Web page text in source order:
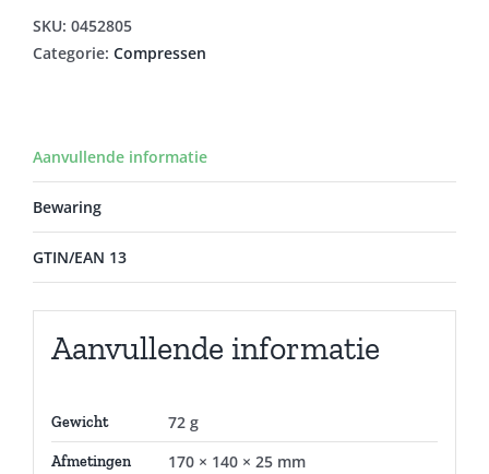
10
36039
SKU: 0452805
Categorie: Compressen
Aanvullende informatie
Bewaring
GTIN/EAN 13
Aanvullende informatie
Gewicht 72 g
Afmetingen 170 × 140 × 25 mm